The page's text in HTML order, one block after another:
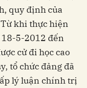
quy định của
khi thực hiện
5-2012 đến
cử đi học cao
tổ chức đảng đã
lý luận chính trị